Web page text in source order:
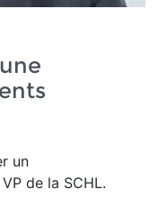
un
de la SCHL.